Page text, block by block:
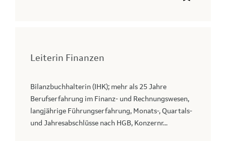
Leiterin Finanzen
Bilanzbuchhalterin (IHK); mehr als 25 Jahre
Berufserfahrung im Finanz- und Rechnungswesen,
langjährige Führungserfahrung, Monats-, Quartals-
und Jahresabschlüsse nach HGB, Konzernr...